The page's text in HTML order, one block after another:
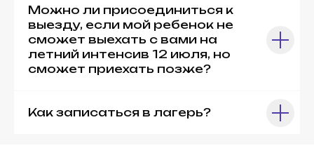
Можно ли присоединиться к
выезду, если мой ребенок не
сможет выехать с вами на
летний интенсив 12 июля, но
сможет приехать позже?
Как записаться в лагерь?